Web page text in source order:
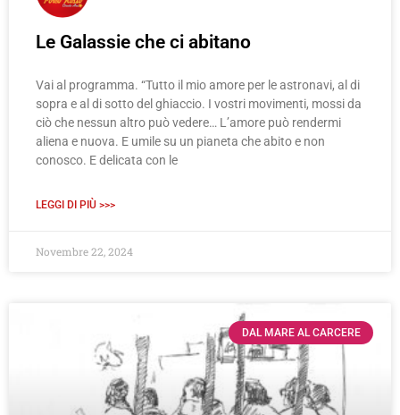
Le Galassie che ci abitano
Vai al programma. “Tutto il mio amore per le astronavi, al di
sopra e al di sotto del ghiaccio. I vostri movimenti, mossi da
ciò che nessun altro può vedere… L’amore può rendermi
aliena e nuova. E umile su un pianeta che abito e non
conosco. E delicata con le
LEGGI DI PIÙ >>>
Novembre 22, 2024
DAL MARE AL CARCERE